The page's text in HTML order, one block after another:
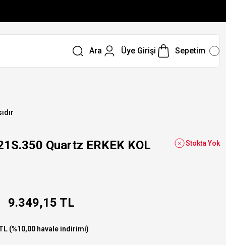
Ara Üye Girişi Sepetim
Quartz ERKEK KOL Stokta Yok
9.349,15 TL
(%10,00 havale indirimi)